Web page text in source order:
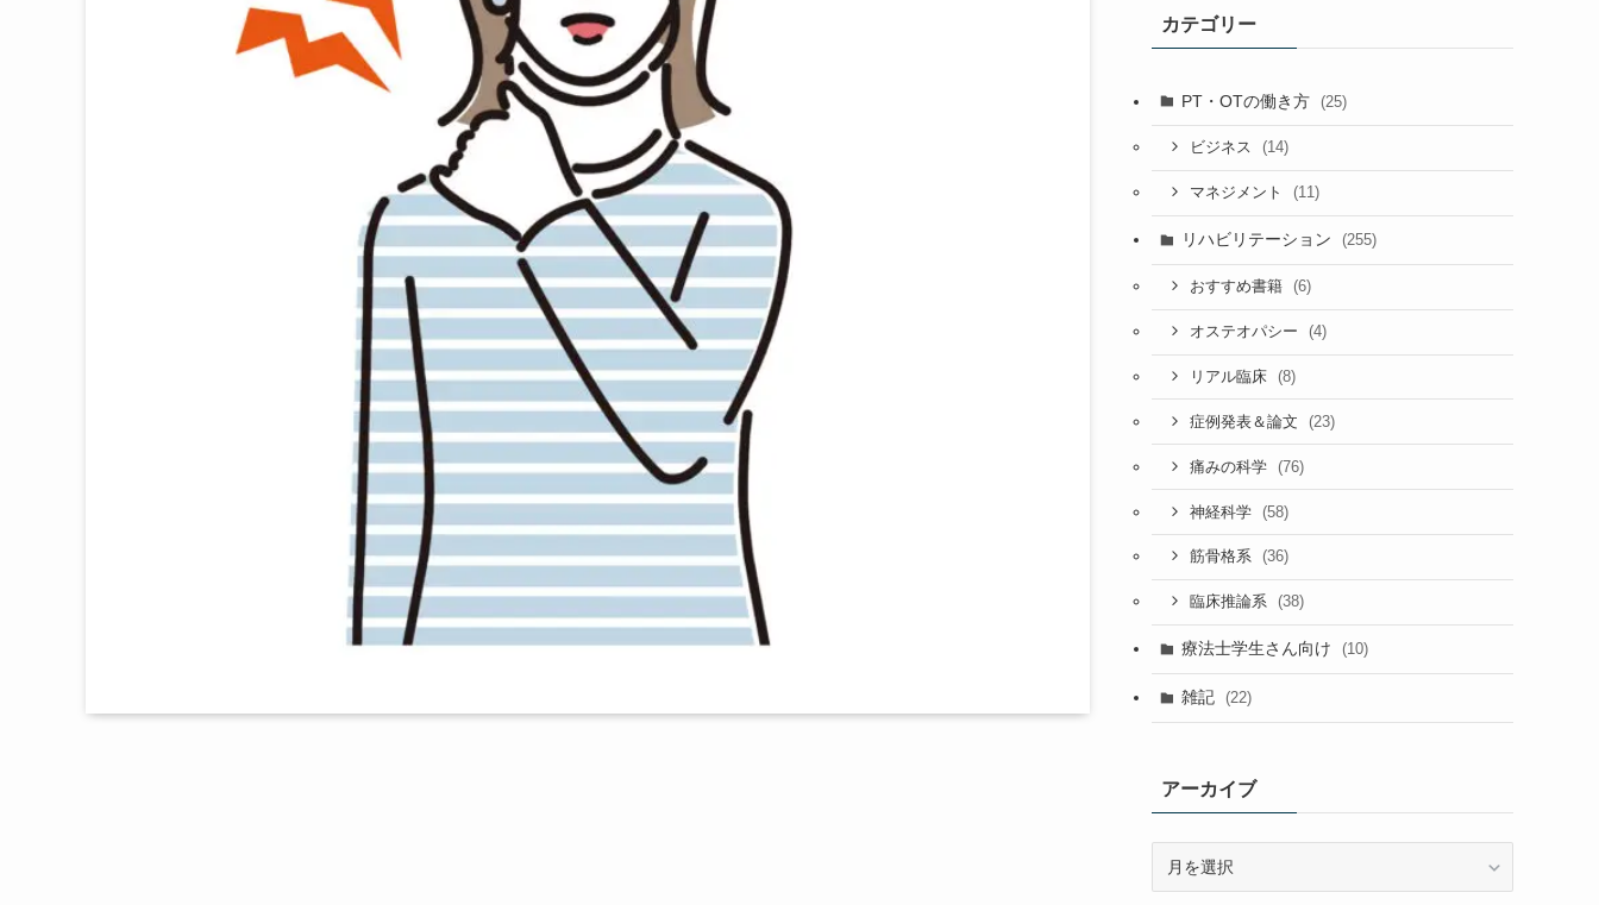
カテゴリー
PT・OTの働き方 (25)
ビジネス (14)
マネジメント (11)
リハビリテーション (255)
おすすめ書籍 (6)
オステオパシー (4)
リアル臨床 (8)
症例発表＆論文 (23)
痛みの科学 (76)
神経科学 (58)
筋骨格系 (36)
臨床推論系 (38)
療法士学生さん向け (10)
雑記 (22)
アーカイブ